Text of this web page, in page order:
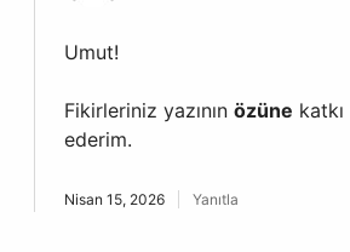
Umut!
Fikirleriniz yazının özüne
ederim.
Nisan 15, 2026 Yanıtla